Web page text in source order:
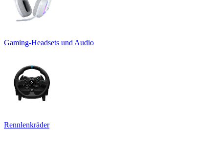
Gaming-Headsets und Audio
Rennlenkräder